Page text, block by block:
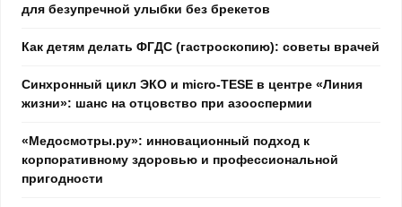
для безупречной улыбки без брекетов
Как детям делать ФГДС (гастроскопию): советы врачей
Синхронный цикл ЭКО и micro-TESE в центре «Линия
жизни»: шанс на отцовство при азооспермии
«Медосмотры.ру»: инновационный подход к
корпоративному здоровью и профессиональной
пригодности